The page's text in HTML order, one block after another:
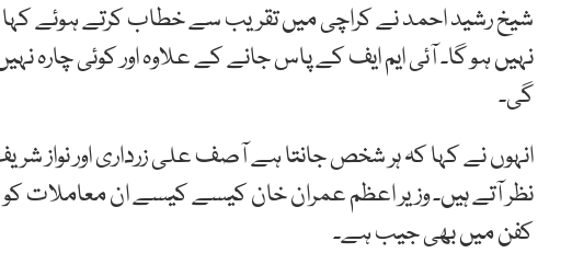
شیخ رشید احمد نے کراچی میں تقریب سے خطاب کرتے ہوئے
نہیں ہو گا۔ آئی ایم ایف کے پاس جانے کے علاوہ اور کوئی
گی۔
انہوں نے کہا کہ ہر شخص جانتا ہے آصف علی زرداری اور نواز
نظر آتے ہیں۔ وزیر اعظم عمران خان کیسے کیسے ان معاملات
کفن میں بھی جیب ہے۔